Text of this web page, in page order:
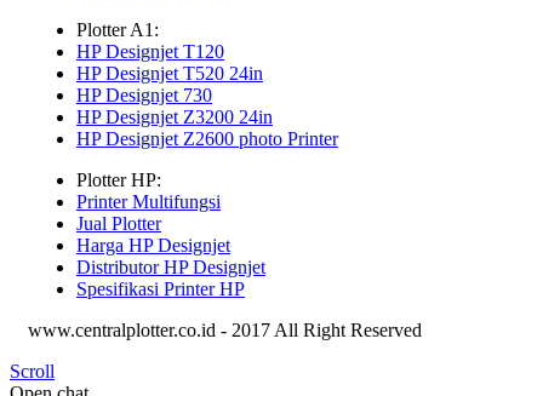
Plotter A1:
HP Designjet T120
HP Designjet T520 24in
HP Designjet 730
HP Designjet Z3200 24in
HP Designjet Z2600 photo Printer
Plotter HP:
Printer Multifungsi
Jual Plotter
Harga HP Designjet
Distributor HP Designjet
Spesifikasi Printer HP
www.centralplotter.co.id - 2017 All Right Reserved
Scroll